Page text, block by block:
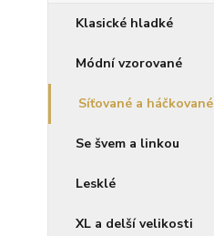
Klasické hladké
Módní vzorované
Síťované a háčkované
Se švem a linkou
Lesklé
XL a delší velikosti